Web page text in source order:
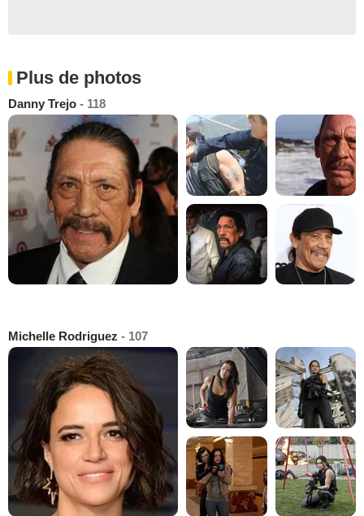
Plus de photos
Danny Trejo - 118
Michelle Rodriguez - 107